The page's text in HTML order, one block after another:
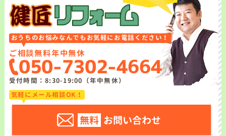
おうちのお悩みなんでもお気軽にお電話ください！
ご相談無料年中無休
050-7302-4664
受付時間：8:30-19:00（年中無休）
気軽にメール相談OK！
無料 お問い合わせ